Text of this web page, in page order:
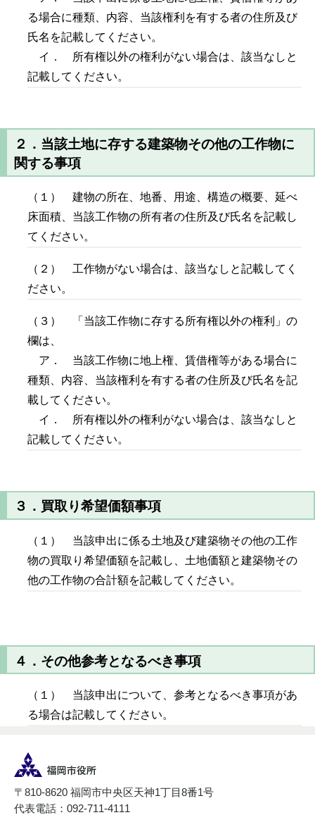
る場合に種類、内容、当該権利を有する者の住所及び
氏名を記載してください。
イ． 所有権以外の権利がない場合は、該当なしと
記載してください。
２．当該土地に存する建築物その他の工作物に
関する事項
（１） 建物の所在、地番、用途、構造の概要、延べ
床面積、当該工作物の所有者の住所及び氏名を記載し
てください。
（２） 工作物がない場合は、該当なしと記載してく
ださい。
（３） 「当該工作物に存する所有権以外の権利」の
欄は、
ア． 当該工作物に地上権、賃借権等がある場合に
種類、内容、当該権利を有する者の住所及び氏名を記
載してください。
イ． 所有権以外の権利がない場合は、該当なしと
記載してください。
３．買取り希望価額事項
（１） 当該申出に係る土地及び建築物その他の工作
物の買取り希望価額を記載し、土地価額と建築物その
他の工作物の合計額を記載してください。
４．その他参考となるべき事項
（１） 当該申出について、参考となるべき事項があ
る場合は記載してください。
〒810-8620 福岡市中央区天神1丁目8番1号
代表電話：092-711-4111